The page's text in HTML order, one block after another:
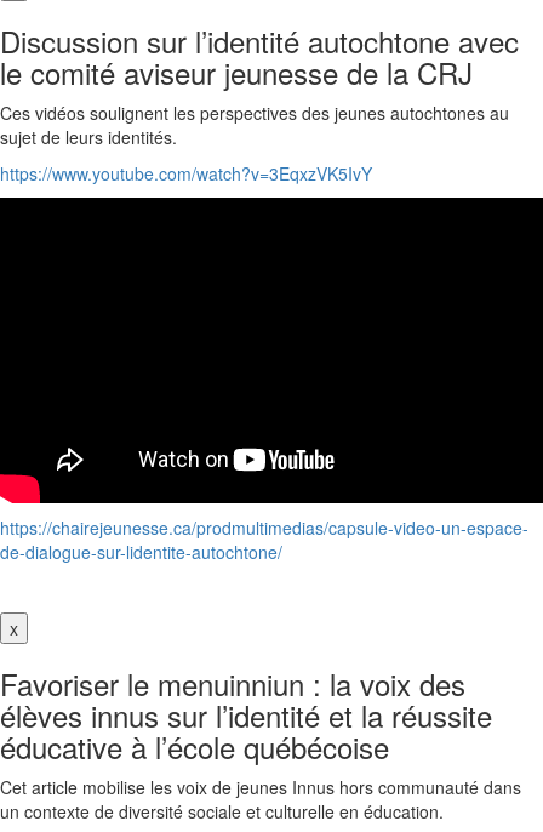
Discussion sur l’identité autochtone avec
le comité aviseur jeunesse de la CRJ
Ces vidéos soulignent les perspectives des jeunes autochtones au
sujet de leurs identités.
https://www.youtube.com/watch?v=3EqxzVK5IvY
https://chairejeunesse.ca/prodmultimedias/capsule-video-un-espace-
de-dialogue-sur-lidentite-autochtone/
x
Favoriser le menuinniun : la voix des
élèves innus sur l’identité et la réussite
éducative à l’école québécoise
Cet article mobilise les voix de jeunes Innus hors communauté dans
un contexte de diversité sociale et culturelle en éducation.